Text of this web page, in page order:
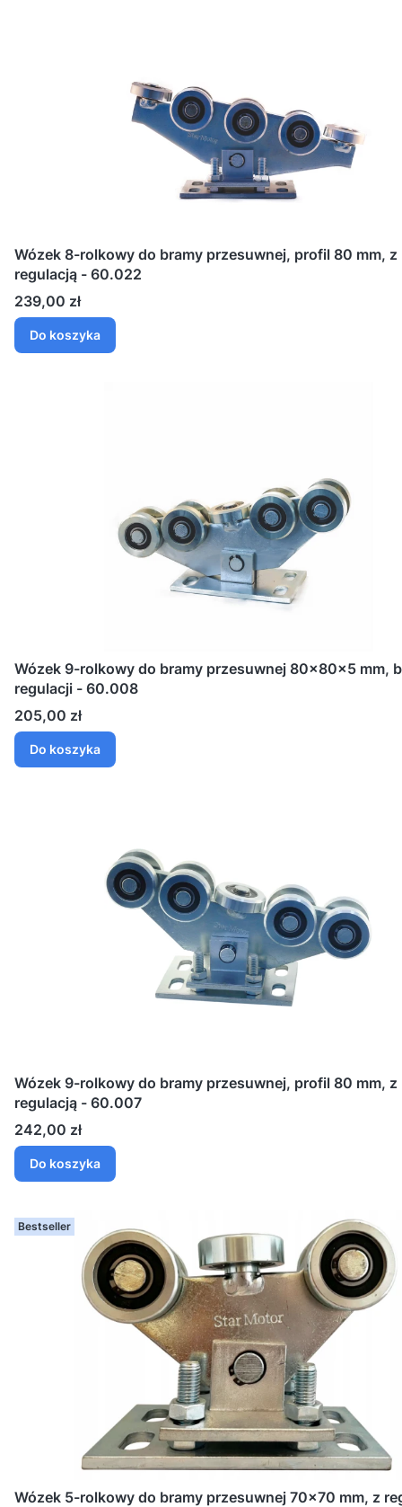
Wózek 8-rolkowy do bramy przesuwnej, profil 80 mm, z
regulacją - 60.022
Cena
239,00 zł
Do koszyka
Wózek 9-rolkowy do bramy przesuwnej 80x80x5 mm,
regulacji - 60.008
Cena
205,00 zł
Do koszyka
Wózek 9-rolkowy do bramy przesuwnej, profil 80 mm, z
regulacją - 60.007
Cena
242,00 zł
Do koszyka
Bestseller
Wózek 5-rolkowy do bramy przesuwnej 70x70 mm, z